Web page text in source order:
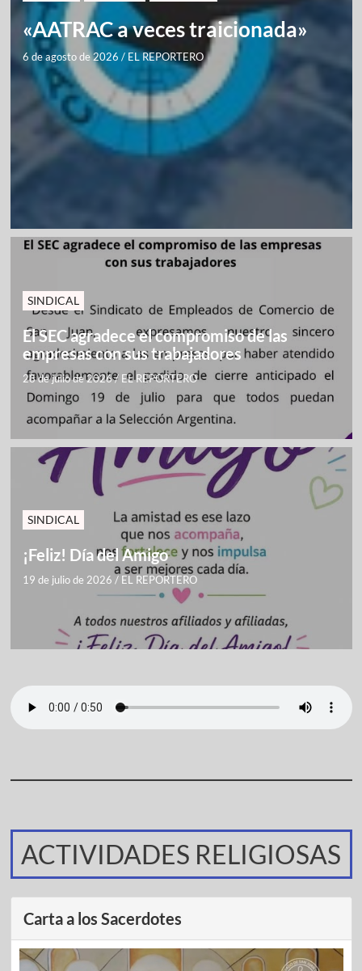
«AATRAC a veces traicionada»
6 de agosto de 2026 / EL REPORTERO
SINDICAL
El SEC agradece el compromiso de las
empresas con sus trabajadores
28 de julio de 2026/ EL REPORTERO
SINDICAL
¡Feliz! Día del Amigo
19 de julio de 2026 / EL REPORTERO
ACTIVIDADES RELIGIOSAS
Carta a los Sacerdotes